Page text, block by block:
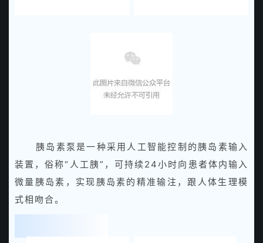
胰岛素泵是一种采用人工智能控制的胰岛素输入
装置，俗称“人工胰”，可持续24小时向患者体内输入
微量胰岛素，实现胰岛素的精准输注，跟人体生理模
式相吻合。